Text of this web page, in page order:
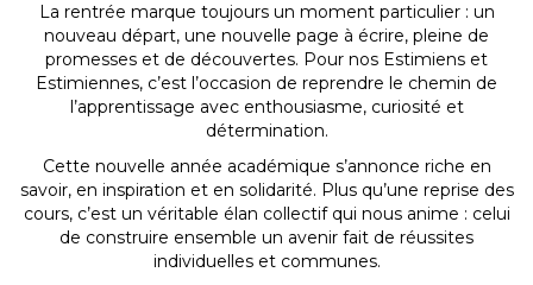
La rentrée marque toujours un moment particulier : un
nouveau départ, une nouvelle page à écrire, pleine de
promesses et de découvertes. Pour nos Estimiens et
Estimiennes, c’est l’occasion de reprendre le chemin de
l’apprentissage avec enthousiasme, curiosité et
détermination.
Cette nouvelle année académique s’annonce riche en
savoir, en inspiration et en solidarité. Plus qu’une reprise des
cours, c’est un véritable élan collectif qui nous anime : celui
de construire ensemble un avenir fait de réussites
individuelles et communes.